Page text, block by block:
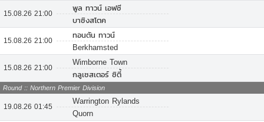
15.08.26 21:00
พูล ทาวน์ เอฟซี
บาซิงสโตค
15.08.26 21:00
ทอนตัน ทาวน์
Berkhamsted
15.08.26 21:00
Wimborne Town
กลูเซสเตอร์ ซิตี้
Round :: Northern Premier Division
19.08.26 01:45
Warrington Rylands
Quorn